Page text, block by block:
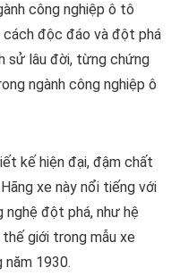
công nghiệp ô tô
độc đáo và đột phá
sử lâu đời, từng chứng
ngành công nghiệp ô
kế hiện đại, đậm chất
xe này nổi tiếng với
đột phá, như hệ
giới trong mẫu xe
1930.